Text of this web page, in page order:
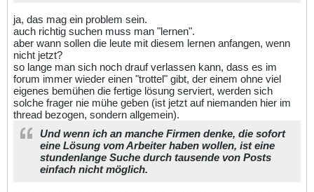
ja, das mag ein problem sein.
auch richtig suchen muss man "lernen".
aber wann sollen die leute mit diesem lernen anfangen, wenn
nicht jetzt?
so lange man sich noch drauf verlassen kann, dass es im
forum immer wieder einen "trottel" gibt, der einem ohne viel
eigenes bemühen die fertige lösung serviert, werden sich
solche frager nie mühe geben (ist jetzt auf niemanden hier im
thread bezogen, sondern allgemein).
Und wenn ich an manche Firmen denke, die sofort
eine Lösung vom Arbeiter haben wollen, ist eine
stundenlange Suche durch tausende von Posts
einfach nicht möglich.